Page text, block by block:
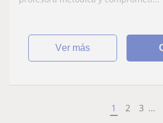
ver más
1 2 3 ...